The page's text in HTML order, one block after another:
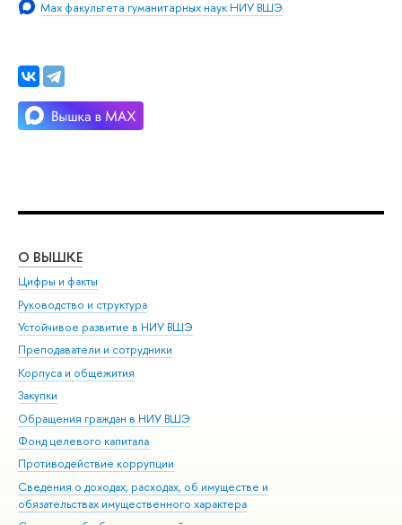
Max факультета гуманитарных наук НИУ ВШЭ
О ВЫШКЕ
Цифры и факты
Руководство и структура
Устойчивое развитие в НИУ ВШЭ
Преподаватели и сотрудники
Корпуса и общежития
Закупки
Обращения граждан в НИУ ВШЭ
Фонд целевого капитала
Противодействие коррупции
Сведения о доходах, расходах, об имуществе и
обязательствах имущественного характера